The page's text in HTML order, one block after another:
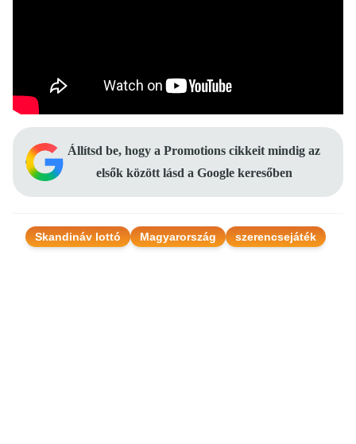
Állítsd be, hogy a Promotions cikkeit mindig az
elsők között lásd a Google keresőben
Skandináv lottó Magyarország szerencsejáték